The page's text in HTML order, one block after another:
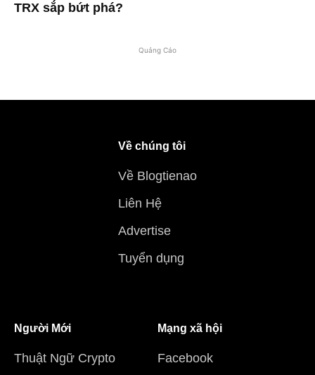
TRX sắp bứt phá?
Quảng Cáo
Về chúng tôi
Về Blogtienao
Liên Hệ
Advertise
Tuyển dụng
Người Mới
Thuật Ngữ Crypto
Mạng xã hội
Facebook